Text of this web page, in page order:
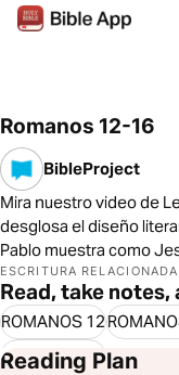
Romanos 12-16
BibleProject
Mira nuestro video de
desglosa el diseño
Pablo muestra como
Abraham a través de su
Espíritu.
ESCRITURA RELACIONADA
Read, take
ROMANOS 12
ROMANOS 16
Reading Plan